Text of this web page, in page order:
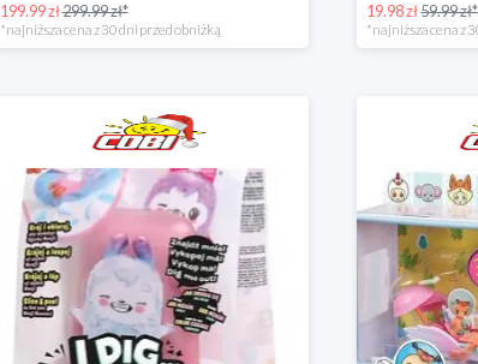
199.99 zł299.99 zł*
*najniższa cena z 30 dni przed obniżką
19.98 zł59.99 zł*
*najniższa cena z